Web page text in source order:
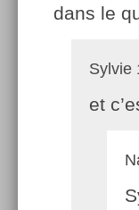
dans le
Sylvie
et